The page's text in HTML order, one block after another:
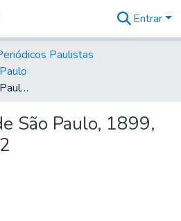
&
Coleções
Tudo na
Biblioteca
Estatísticas
Entrar
Paulistas
O Commercio de São Paulo, 1899, Ano VII, n. 1752
São Paulo, 1899,